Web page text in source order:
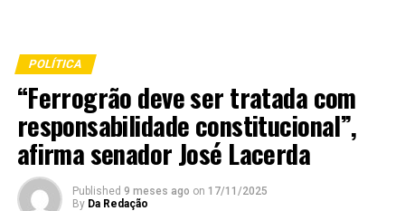
POLÍTICA
“Ferrogrão deve ser tratada com
responsabilidade constitucional”,
afirma senador José Lacerda
Published 9 meses ago on 17/11/2025
By Da Redação